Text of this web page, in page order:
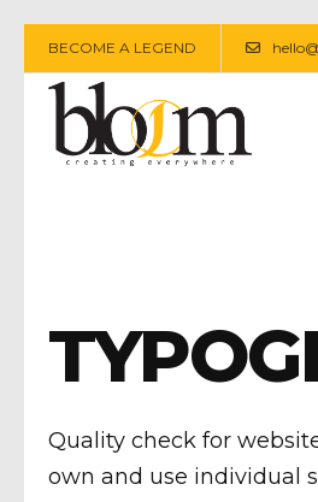
BECOME A LEGEND
Quality check for
own and use individual